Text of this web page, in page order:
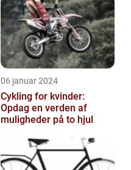
06 januar 2024
Cykling for kvinder:
Opdag en verden af
muligheder på to hjul